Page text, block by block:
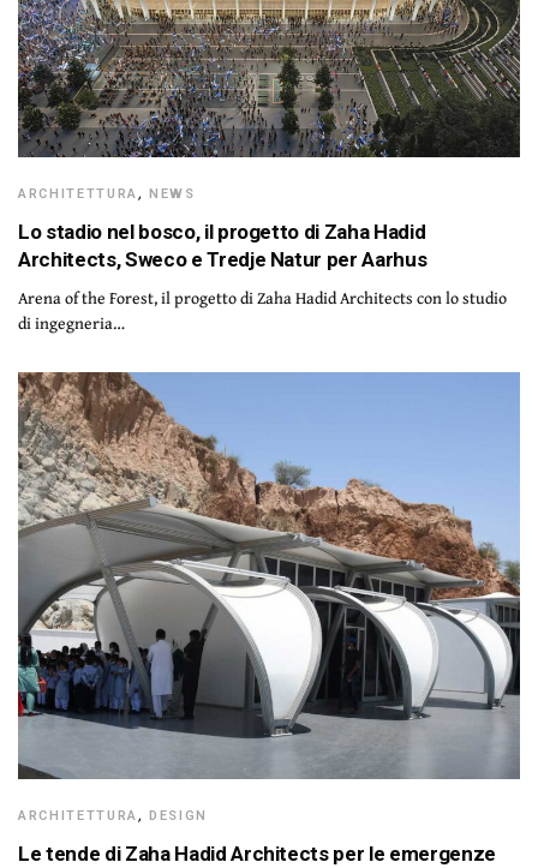
ARCHITETTURA, NEWS
Lo stadio nel bosco, il progetto di Zaha Hadid
Architects, Sweco e Tredje Natur per Aarhus
Arena of the Forest, il progetto di Zaha Hadid Architects con lo studio
di ingegneria…
ARCHITETTURA, DESIGN
Le tende di Zaha Hadid Architects per le emergenze